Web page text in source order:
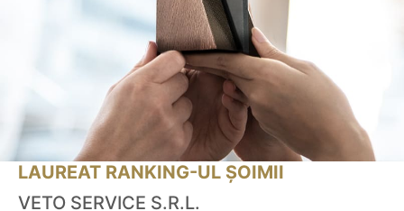
LAUREAT RANKING-UL ȘOIMII
VETO SERVICE S.R.L.